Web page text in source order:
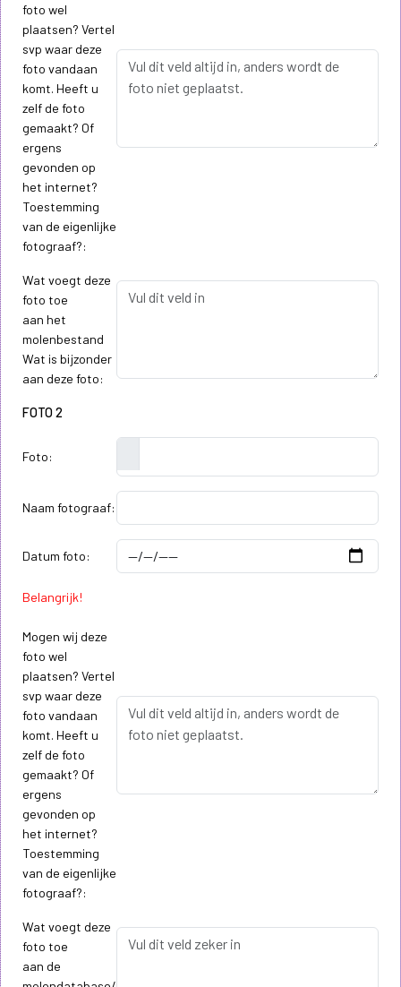
foto wel
plaatsen? Vertel
svp waar deze
foto vandaan
komt. Heeft u
zelf de foto
gemaakt? Of
ergens
gevonden op
het internet?
Toestemming
van de eigenlijke
fotograaf?:
Wat voegt deze
foto toe
aan het
molenbestand
Wat is bijzonder
aan deze foto:
FOTO 2
Foto:
Naam fotograaf:
Datum foto:
Belangrijk!
Mogen wij deze
foto wel
plaatsen? Vertel
svp waar deze
foto vandaan
komt. Heeft u
zelf de foto
gemaakt? Of
ergens
gevonden op
het internet?
Toestemming
van de eigenlijke
fotograaf?:
Wat voegt deze
foto toe
aan de